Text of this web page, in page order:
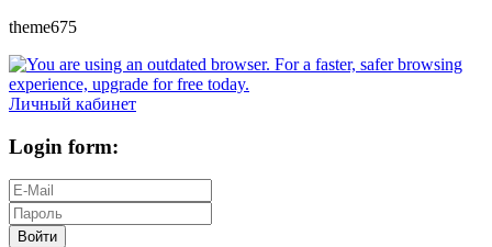
theme675
Личный кабинет
Login form:
Войти